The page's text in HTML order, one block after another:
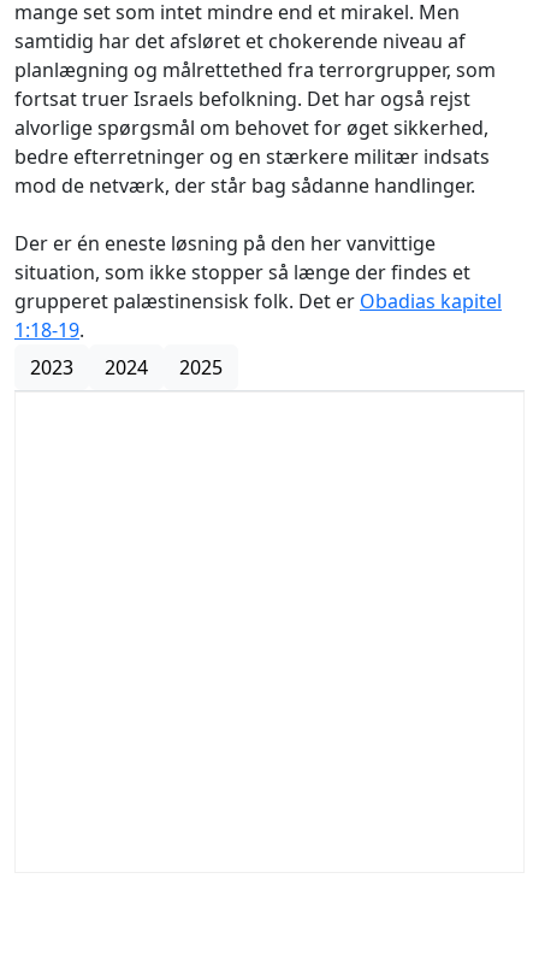
mange set som intet mindre end et mirakel. Men
samtidig har det afsløret et chokerende niveau af
planlægning og målrettethed fra terrorgrupper, som
fortsat truer Israels befolkning. Det har også rejst
alvorlige spørgsmål om behovet for øget sikkerhed,
bedre efterretninger og en stærkere militær indsats
mod de netværk, der står bag sådanne handlinger.
Der er én eneste løsning på den her vanvittige
situation, som ikke stopper så længe der findes et
grupperet palæstinensisk folk. Det er Obadias kapitel
1:18-19.
2023
2024 2025